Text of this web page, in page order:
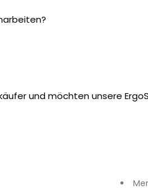
und möchten unsere